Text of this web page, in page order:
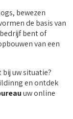
bewezen
de basis van
bent of
van een
uw situatie?
en ontdek
uw online